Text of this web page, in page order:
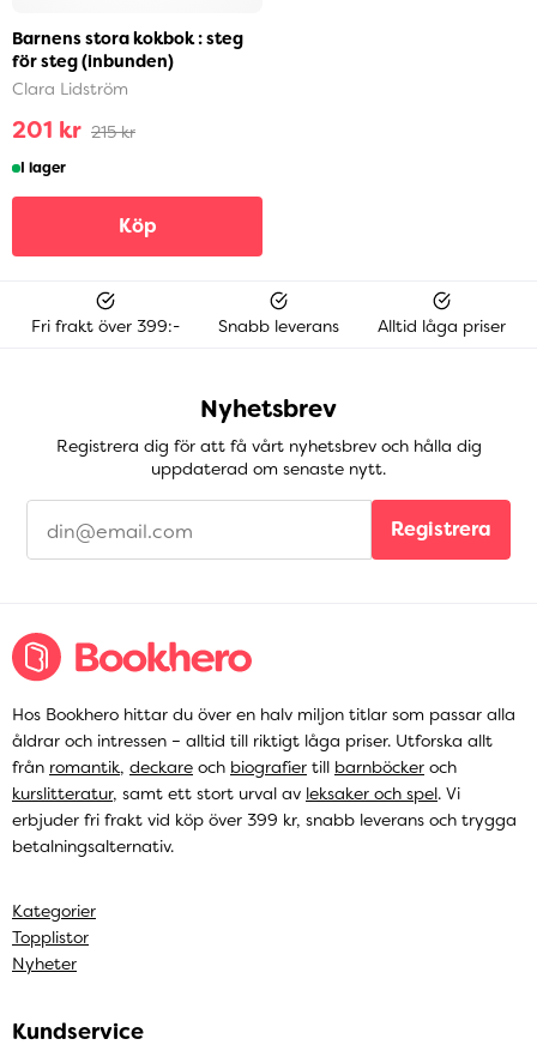
Barnens stora kokbok : steg
för steg (inbunden)
Clara Lidström
201 kr 215 kr
I lager
Köp
Fri frakt över 399:- Snabb leverans Alltid låga priser
Nyhetsbrev
Registrera dig för att få vårt nyhetsbrev och hålla dig
uppdaterad om senaste nytt.
Registrera
Hos Bookhero hittar du över en halv miljon titlar som passar alla
åldrar och intressen – alltid till riktigt låga priser. Utforska allt
från romantik, deckare och biografier till barnböcker och
kurslitteratur, samt ett stort urval av leksaker och spel. Vi
erbjuder fri frakt vid köp över 399 kr, snabb leverans och trygga
betalningsalternativ.
Kategorier
Topplistor
Nyheter
Kundservice